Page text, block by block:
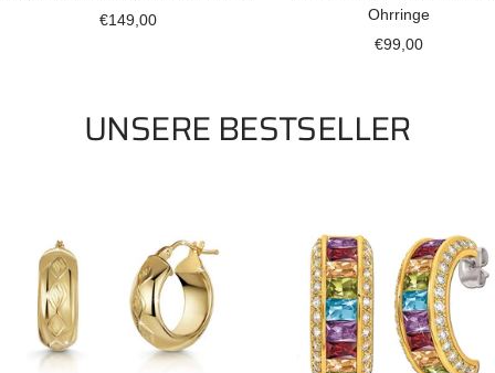
Angebotspreis
€149,00
Ohrringe
Angebotspreis
€99,00
UNSERE BESTSELLER